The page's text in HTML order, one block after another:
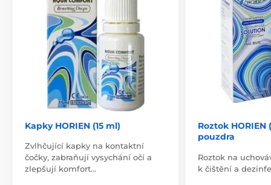
Kapky HORIEN (15 ml)
Zvlhčující kapky na kontaktní
čočky, zabraňují vysychání očí a
zlepšují komfort…
Roztok HORIEN
pouzdra
Roztok na
k čištění a